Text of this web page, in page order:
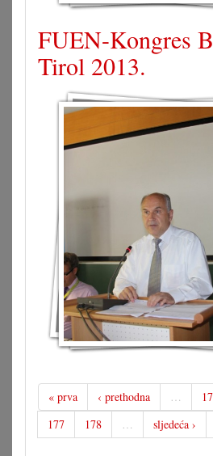
FUEN-Kongres
Tirol 2013.
« prva ‹ prethodna …
177
178 … sljedeća ›